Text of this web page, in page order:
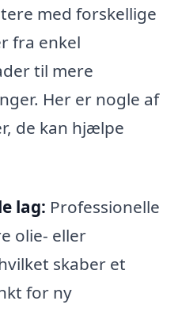
med forskellige
fra enkel
til mere
Her er nogle af
de kan hjælpe
lag: Professionelle
olie- eller
skaber et
for ny